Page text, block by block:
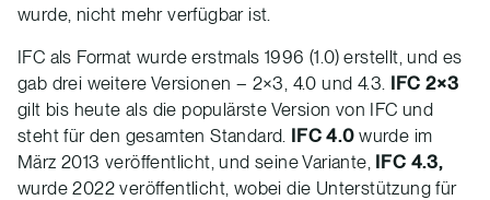
wurde, nicht mehr verfügbar ist.
IFC als Format wurde erstmals 1996 (1.0) erstellt, und es
gab drei weitere Versionen – 2×3, 4.0 und 4.3. IFC 2×3
gilt bis heute als die populärste Version von IFC und
steht für den gesamten Standard. IFC 4.0wurde im
März 2013 veröffentlicht, und seine Variante, IFC 4.3,
wurde 2022 veröffentlicht, wobei die Unterstützung für